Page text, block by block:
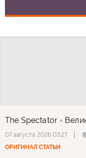
The Spectator
07 августа 2026 03:27
ОРИГИНАЛ СТАТЬИ